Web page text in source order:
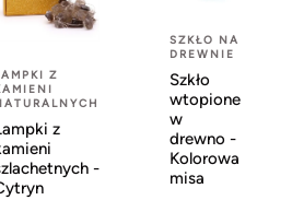
Z
z
-
SZKŁO NA
DREWNIE
Szkło
wtopione
w
drewno -
Kolorowa
misa